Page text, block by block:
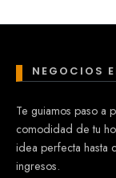
NEGOCIOS
Te guiamos paso a
comodidad de tu
idea perfecta hasta
ingresos.